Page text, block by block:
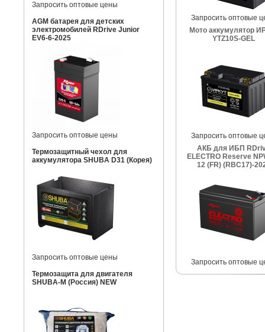
Запросить оптовые цены
AGM батарея для детских
электромобилей RDrive Junior
EV6-6-2025
Запросить оптовые цены
Термозащитный чехол для
аккумулятора SHUBA D31 (Корея)
Запросить оптовые цены
Термозащита для двигателя
SHUBA-M (Россия) NEW
Запросить оптовые
Мото аккумулятор
YTZ10S-GEL
Запросить оптовые
АКБ для ИБП
ELECTRO Reserve
12 (FR) (RBC17)-
Запросить оптовые